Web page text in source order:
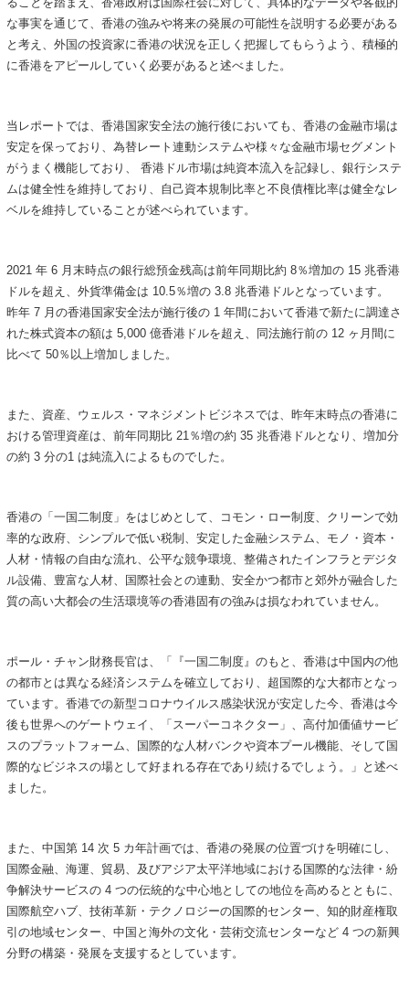
な事実を通じて、香港の強みや将来の発展の可能性を説明する必要がある
と考え、外国の投資家に香港の状況を正しく把握してもらうよう、積極的
に香港をアピールしていく必要があると述べました。
当レポートでは、香港国家安全法の施行後においても、香港の金融市場は
安定を保っており、為替レート連動システムや様々な金融市場セグメント
がうまく機能しており、 香港ドル市場は純資本流入を記録し、銀行システ
ムは健全性を維持しており、自己資本規制比率と不良債権比率は健全なレ
ベルを維持していることが述べられています。
2021 年 6 月末時点の銀行総預金残高は前年同期比約 8％増加の 15 兆香港
ドルを超え、外貨準備金は 10.5％増の 3.8 兆香港ドルとなっています。
昨年 7 月の香港国家安全法が施行後の 1 年間において香港で新たに調達さ
れた株式資本の額は 5,000 億香港ドルを超え、同法施行前の 12 ヶ月間に
比べて 50％以上増加しました。
また、資産、ウェルス・マネジメントビジネスでは、昨年末時点の香港に
おける管理資産は、前年同期比 21％増の約 35 兆香港ドルとなり、増加分
の約 3 分の1 は純流入によるものでした。
香港の「一国二制度」をはじめとして、コモン・ロー制度、クリーンで効
率的な政府、シンプルで低い税制、安定した金融システム、モノ・資本・
人材・情報の自由な流れ、公平な競争環境、整備されたインフラとデジタ
ル設備、豊富な人材、国際社会との連動、安全かつ都市と郊外が融合した
質の高い大都会の生活環境等の香港固有の強みは損なわれていません。
ポール・チャン財務長官は、「『一国二制度』のもと、香港は中国内の他
の都市とは異なる経済システムを確立しており、超国際的な大都市となっ
ています。香港での新型コロナウイルス感染状況が安定した今、香港は今
後も世界へのゲートウェイ、「スーパーコネクター」、高付加価値サービ
スのプラットフォーム、国際的な人材バンクや資本プール機能、そして国
際的なビジネスの場として好まれる存在であり続けるでしょう。」と述べ
ました。
また、中国第 14 次 5 カ年計画では、香港の発展の位置づけを明確にし、
国際金融、海運、貿易、及びアジア太平洋地域における国際的な法律・紛
争解決サービスの 4 つの伝統的な中心地としての地位を高めるとともに、
国際航空ハブ、技術革新・テクノロジーの国際的センター、知的財産権取
引の地域センター、中国と海外の文化・芸術交流センターなど 4 つの新興
分野の構築・発展を支援するとしています。